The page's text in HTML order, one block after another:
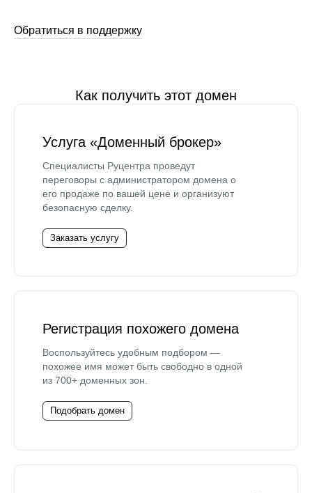
Обратиться в поддержку
Как получить этот домен
Услуга «Доменный брокер»
Специалисты Руцентра проведут
переговоры с администратором домена о
его продаже по вашей цене и организуют
безопасную сделку.
Заказать услугу
Регистрация похожего домена
Воспользуйтесь удобным подбором —
похожее имя может быть свободно в одной
из 700+ доменных зон.
Подобрать домен